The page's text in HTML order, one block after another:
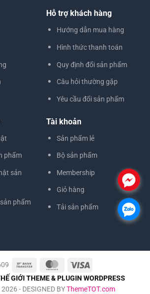
Hỗ trợ khách hàng
Hướng dẫn mua hàng
Hình thức thanh toán
Quy định đổi sản phẩm
Câu hỏi thường gặp
Yêu cầu đổi sản phẩm
phẩm
sản
phẩm
Tài khoản
Sản phẩm lẻ
Bộ sản phẩm
Membership
Giỏ hàng
Tải sản phẩm
GIỚI THEME & PLUGIN WORDPRESS
- DESIGNED BYThemeTOT.com
.
.